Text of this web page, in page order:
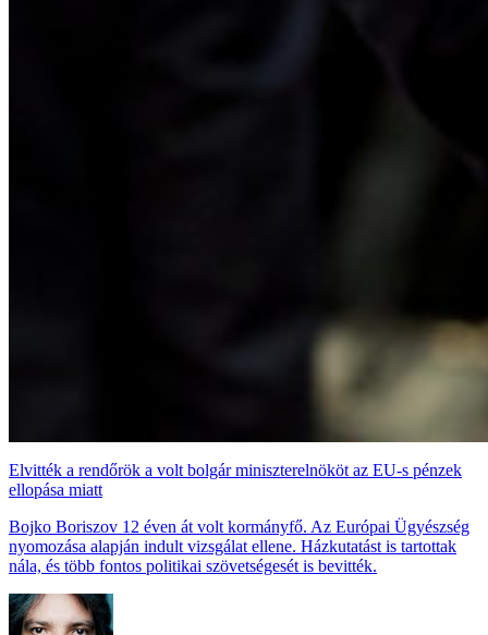
Elvitték a rendőrök a volt bolgár miniszterelnököt az EU-s pénzek
ellopása miatt
Bojko Boriszov 12 éven át volt kormányfő. Az Európai Ügyészség
nyomozása alapján indult vizsgálat ellene. Házkutatást is tartottak
nála, és több fontos politikai szövetségesét is bevitték.